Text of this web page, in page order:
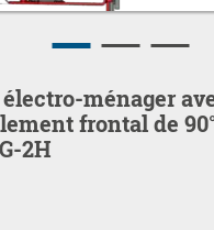
ménager
frontal de
2H